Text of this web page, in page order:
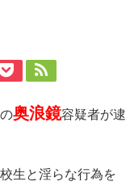
奥浪鏡容疑者が逮
生と淫らな行為を